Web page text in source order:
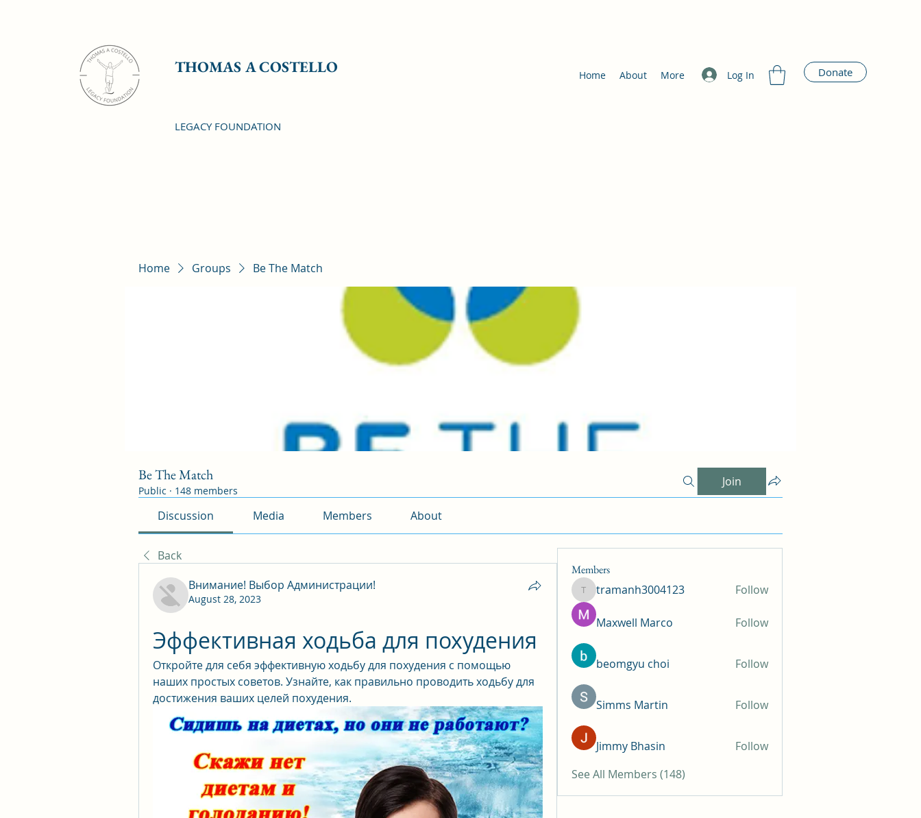
THOMAS A COSTELLO
LEGACY FOUNDATION
Log In
Home About More Donate
Home Groups Be The Match
Be The Match
Public · 148 members
Join
Discussion Media Members About
Back
Внимание! Выбор Администрации!
August 28, 2023
Эффективная ходьба для похудения
Откройте для себя эффективную ходьбу для похудения с помощью
наших простых советов. Узнайте, как правильно проводить ходьбу для
достижения ваших целей похудения.
Members
tramanh3004123
tramanh3004123 Follow
Maxwell Marco Follow
beomgyu choi Follow
Simms Martin Follow
Jimmy Bhasin
Follow
See All Members (148)